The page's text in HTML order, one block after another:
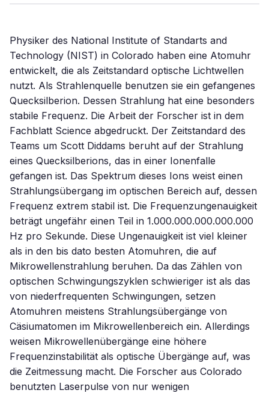
Physiker des National Institute of Standarts and
Technology (NIST) in Colorado haben eine Atomuhr
entwickelt, die als Zeitstandard optische Lichtwellen
nutzt. Als Strahlenquelle benutzen sie ein gefangenes
Quecksilberion. Dessen Strahlung hat eine besonders
stabile Frequenz. Die Arbeit der Forscher ist in dem
Fachblatt Science abgedruckt. Der Zeitstandard des
Teams um Scott Diddams beruht auf der Strahlung
eines Quecksilberions, das in einer Ionenfalle
gefangen ist. Das Spektrum dieses Ions weist einen
Strahlungsübergang im optischen Bereich auf, dessen
Frequenz extrem stabil ist. Die Frequenzungenauigkeit
beträgt ungefähr einen Teil in 1.000.000.000.000.000
Hz pro Sekunde. Diese Ungenauigkeit ist viel kleiner
als in den bis dato besten Atomuhren, die auf
Mikrowellenstrahlung beruhen. Da das Zählen von
optischen Schwingungszyklen schwieriger ist als das
von niederfrequenten Schwingungen, setzen
Atomuhren meistens Strahlungsübergänge von
Cäsiumatomen im Mikrowellenbereich ein. Allerdings
weisen Mikrowellenübergänge eine höhere
Frequenzinstabilität als optische Übergänge auf, was
die Zeitmessung macht. Die Forscher aus Colorado
benutzten Laserpulse von nur wenigen